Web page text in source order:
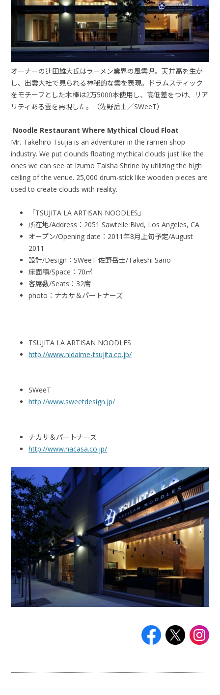
オーナーの辻田雄大氏はラーメン業界の風雲児。天井高を生か
し、出雲大社で見られる神秘的な雲を表現。ドラムスティック
をモチーフとした木棒は2万5000本使用し、高低差をつけ、リア
リティある雲を再現した。（佐野岳士／SWeeT）
Noodle Restaurant Where Mythical Cloud Float
Mr. Takehiro Tsujia is an adventurer in the ramen shop
industry. We put clounds floating mythical clouds just like the
ones we can see at Izumo Taisha Shrine by utilizing the high
ceiling of the venue. 25,000 drum-stick like wooden pieces are
used to create clouds with reality.
「TSUJITA LA ARTISAN NOODLES 」
所在地/Address： 2051 Sawtelle Blvd, Los Angeles, CA
オープン/Opening date： 2011年8月上旬予定/August
2011
設計/Design：SWeeT 佐野岳士/Takeshi Sano
床面積/Space： 70㎡
客席数/Seats： 32席
photo ：ナカサ＆パートナーズ
TSUJITA LA ARTISAN NOODLES
http://www.nidaime-tsujita.co.jp/
SWeeT
http://www.sweetdesign.jp/
ナカサ＆パートナーズ
http://www.nacasa.co.jp/